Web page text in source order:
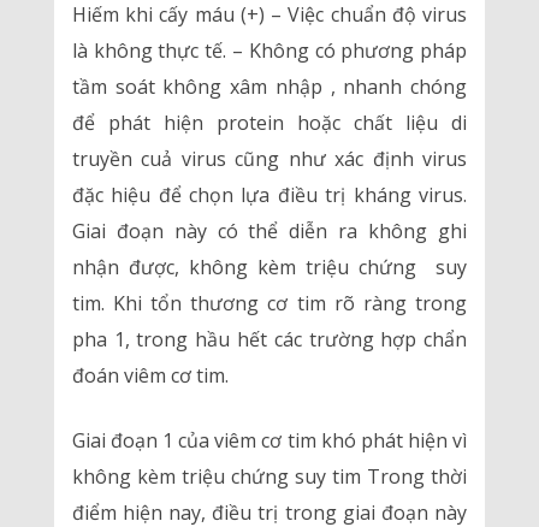
Hiếm khi cấy máu (+) – Việc chuẩn độ virus
là không thực tế. – Không có phương pháp
tầm soát không xâm nhập , nhanh chóng
để phát hiện protein hoặc chất liệu di
truyền cuả virus cũng như xác định virus
đặc hiệu để chọn lựa điều trị kháng virus.
Giai đoạn này có thể diễn ra không ghi
nhận được, không kèm triệu chứng suy
tim. Khi tổn thương cơ tim rõ ràng trong
pha 1, trong hầu hết các trường hợp chẩn
đoán viêm cơ tim.
Giai đoạn 1 của viêm cơ tim khó phát hiện vì
không kèm triệu chứng suy tim Trong thời
điểm hiện nay, điều trị trong giai đoạn này